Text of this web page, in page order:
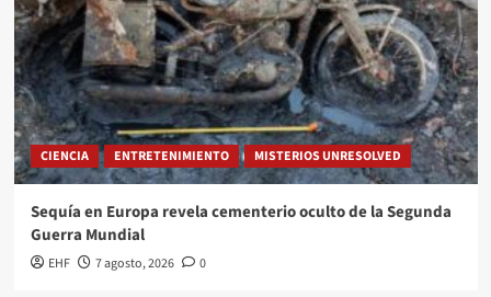
CIENCIA ENTRETENIMIENTO MISTERIOS UNRESOLVED
Sequía en Europa revela cementerio oculto de la Segunda
Guerra Mundial
EHF 7 agosto, 2026 0